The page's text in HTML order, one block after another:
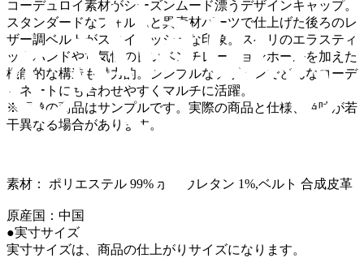
コーデュロイ素材がシーズンムード漂うデザインキャップ。
スタンダードなフォルムと異素材パーツで仕上げた後ろのレ
ザー調ベルトがスタイリッシュな印象。スベリのエラスティ
ックバンドや通気性の良いベンチレーションホールを加えた
機能的な構造も魅力的。シンプルなデザインでどんなコーデ
ィネートにも合わせやすくマルチに活躍。
※画像の商品はサンプルです。実際の商品と仕様、色味が若
干異なる場合があります。
素材： ポリエステル 99% ポリウレタン 1%,ベルト 合成皮革
原産国：中国
●実寸サイズ
実寸サイズは、商品の仕上がりサイズになります。